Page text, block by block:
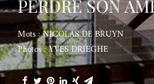
PERDRE SON
Mots : NICOLAS DE BRUYN
Photos : YVES DRIEGHE